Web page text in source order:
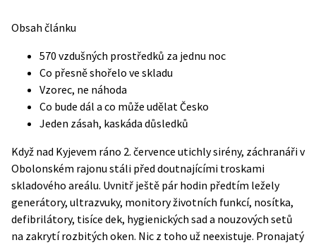
Obsah článku
570 vzdušných prostředků za jednu noc
Co přesně shořelo ve skladu
Vzorec, ne náhoda
Co bude dál a co může udělat Česko
Jeden zásah, kaskáda důsledků
Když nad Kyjevem ráno 2. července utichly sirény, záchranáři v
Obolonském rajonu stáli před doutnajícími troskami
skladového areálu. Uvnitř ještě pár hodin předtím ležely
generátory, ultrazvuky, monitory životních funkcí, nosítka,
defibrilátory, tisíce dek, hygienických sad a nouzových setů
na zakrytí rozbitých oken. Nic z toho už neexistuje. Pronajatý